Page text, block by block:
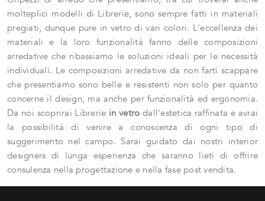
molteplici modelli di Librerie, sono sempre fatti in materiali
pregiati, dunque pure in vetro di vari colori. L'eccellenza dei
materiali e la loro funzionalità fanno delle composizioni
arredative che ribassiamo le soluzioni ideali per le necessità
individuali. Le composizioni arredative da non farti scappare
che presentiamo sono belle e resistenti non solo per quanto
concerne il design, ma anche per funzionalità ed ergonomia.
Da noi scoprirai Librerie in vetro dall'estetica raffinata e avrai
la possibilità di venire a conoscenza di ogni tipo di
suggerimento nel campo. Sarai guidato dai nostri interior
designers di lunga esperienza che saranno lieti di offrire
consulenza nella progettazione e nella fase post vendita.